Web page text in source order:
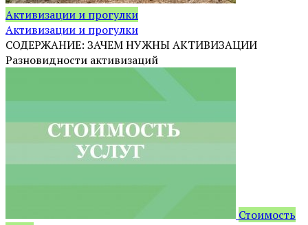
Активизации и прогулки
Активизации и прогулки
СОДЕРЖАНИЕ: ЗАЧЕМ НУЖНЫ АКТИВИЗАЦИИ
Разновидности активизаций
Стоимость